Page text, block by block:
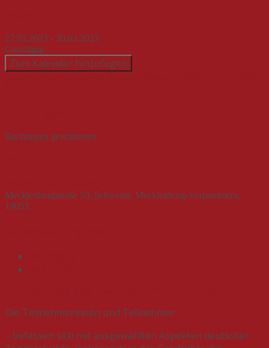
27.03.2023 - 30.03.2023
Ganztägig
Zum Kalender hinzufügen
Buchungen geschlossen
Mecklenburgstraße 59, Schwerin, Mecklenburg-Vorpommern,
19053
,
Die Teilnehmerinnen und Teilnehmer
– befassen sich mit ausgewählten Aspekten deutscher